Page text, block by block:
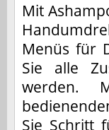
Mit
Menüs für
Sie alle
werden.
Sie Schritt